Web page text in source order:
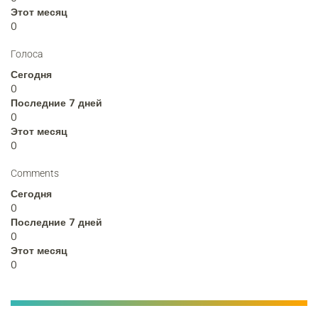
Этот месяц
0
Голоса
Сегодня
0
Последние 7 дней
0
Этот месяц
0
Comments
Сегодня
0
Последние 7 дней
0
Этот месяц
0